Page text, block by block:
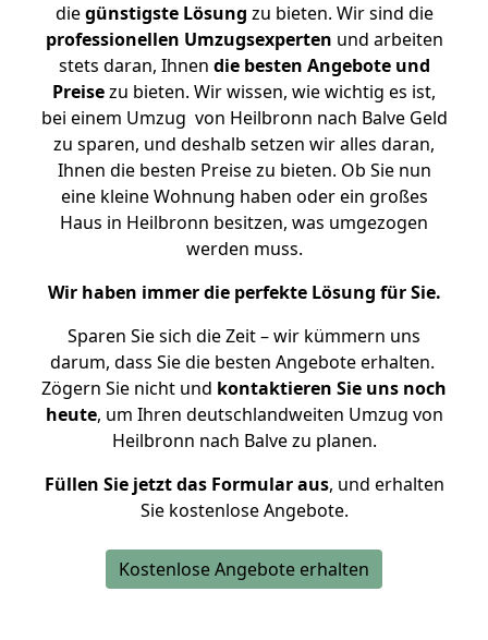
diegünstigste Lösung zu bieten. Wir sind die
professionellen Umzugsexperten und arbeiten
stets daran, Ihnen die besten Angebote und
Preisezu bieten. Wir wissen, wie wichtig es ist,
bei einem Umzug von Heilbronn nach Balve Geld
zu sparen, und deshalb setzen wir alles daran,
Ihnen die besten Preise zu bieten. Ob Sie nun
eine kleine Wohnung haben oder ein großes
Haus in Heilbronn besitzen, was umgezogen
werden muss.
Wir haben immer die perfekte Lösung für Sie.
Sparen Sie sich die Zeit – wir kümmern uns
darum, dass Sie die besten Angebote erhalten.
Zögern Sie nicht und kontaktieren Sie uns noch
heute, um Ihren deutschlandweiten Umzug von
Heilbronn nach Balve zu planen.
Füllen Sie jetzt das Formular aus, und erhalten
Sie kostenlose Angebote.
Kostenlose Angebote erhalten